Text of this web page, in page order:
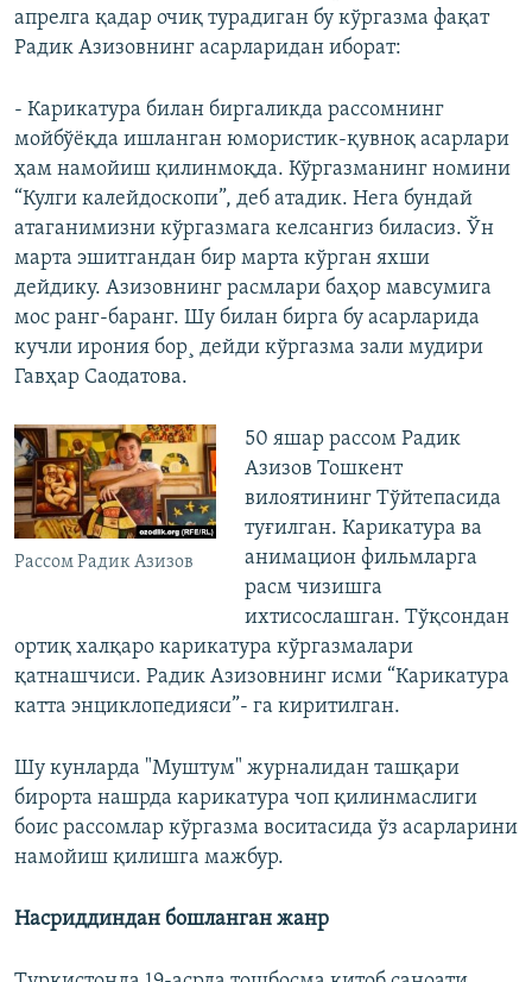
апрелга қадар очиқ турадиган бу кўргазма фақат
Радик Азизовнинг асарларидан иборат:
- Карикатура билан биргаликда рассомнинг
мойбўëқда ишланган юмористик-қувноқ асарлари
ҳам намойиш қилинмоқда. Кўргазманинг номини
“Кулги калейдоскопи”, деб атадик. Нега бундай
атаганимизни кўргазмага келсангиз биласиз. Ўн
марта эшитгандан бир марта кўрган яхши
дейдику. Азизовнинг расмлари баҳор мавсумига
мос ранг-баранг. Шу билан бирга бу асарларида
кучли ирония бор¸ дейди кўргазма зали мудири
Гавҳар Саодатова.
Рассом Радик Азизов
50 яшар рассом Радик
Азизов Тошкент
вилоятининг Тўйтепасида
туғилган. Карикатура ва
анимацион фильмларга
расм чизишга
ихтисослашган. Тўқсондан
ортиқ халқаро карикатура кўргазмалари
қатнашчиси. Радик Азизовнинг исми “Карикатура
катта энциклопедияси”- га киритилган.
Шу кунларда "Муштум" журналидан ташқари
бирорта нашрда карикатура чоп қилинмаслиги
боис рассомлар кўргазма воситасида ўз асарларини
намойиш қилишга мажбур.
Насриддиндан бошланган жанр